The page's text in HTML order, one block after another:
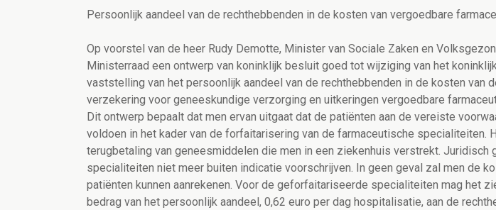
Persoonlijk aandeel van de rechthebbenden in de kosten van vergoedbare
Op voorstel van de heer Rudy Demotte, Minister van Sociale Zaken en
Ministerraad een ontwerp van koninklijk besluit goed tot wijziging van het
vaststelling van het persoonlijk aandeel van de rechthebbenden in de kosten van
verzekering voor geneeskundige verzorging en uitkeringen vergoedbare
Dit ontwerp bepaalt dat men ervan uitgaat dat de patiënten aan de vereiste
voldoen in het kader van de forfaitarisering van de farmaceutische specialiteiten.
terugbetaling van geneesmiddelen die men in een ziekenhuis verstrekt. Juridisch
specialiteiten niet meer buiten indicatie voorschrijven. In geen geval zal men de
patiënten kunnen aanrekenen. Voor de geforfaitariseerde specialiteiten mag het
bedrag van het persoonlijk aandeel, 0,62 euro per dag hospitalisatie, aan de